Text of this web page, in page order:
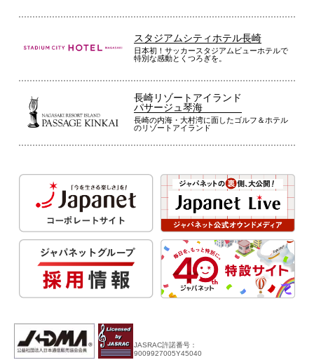
スタジアムシティホテル長崎
日本初！サッカースタジアムビューホテルで
特別な感動とくつろぎを。
長崎リゾートアイランド
パサージュ琴海
長崎の内海・大村湾に面したゴルフ＆ホテル
のリゾートアイランド
JASRAC許諾番号：
9009927005Y45040